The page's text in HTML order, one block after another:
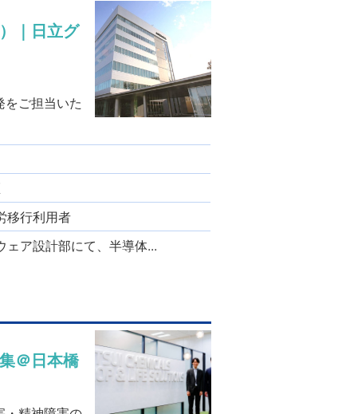
｜日立グ
ご担当いた
移行利用者
ア設計部にて、半導体...
＠日本橋